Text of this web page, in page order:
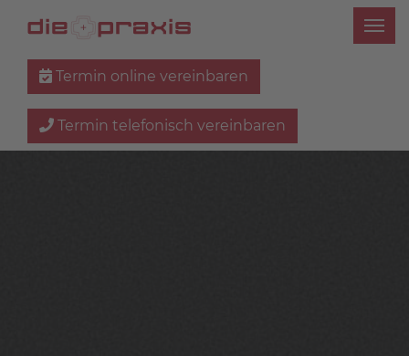
Termin online vereinbaren
Termin telefonisch vereinbaren